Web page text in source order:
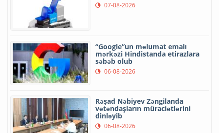
07-08-2026
“Google”un məlumat emalı
mərkəzi Hindistanda etirazlara
səbəb olub
06-08-2026
Rəşad Nəbiyev Zəngilanda
vətəndaşların müraciətlərini
dinləyib
06-08-2026